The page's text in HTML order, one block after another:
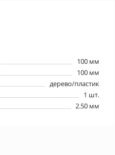
100 мм
100 мм
дерево/пластик
1 шт.
2.50 мм